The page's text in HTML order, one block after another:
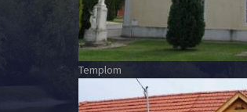
Templom